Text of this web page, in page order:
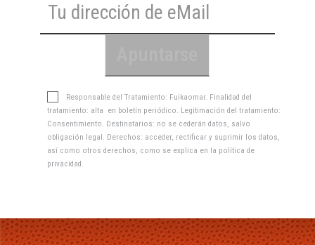
Responsable del Tratamiento: Fuikaomar. Finalidad del
tratamiento: alta en boletín periódico. Legitimación del tratamiento:
Consentimiento. Destinatarios: no se cederán datos, salvo
obligación legal. Derechos: acceder, rectificar y suprimir los datos,
así como otros derechos, como se explica en la política de
privacidad